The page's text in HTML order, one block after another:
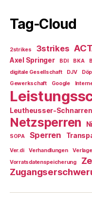
Tag-Cloud
2strikes 3strikes
Axel Springer
BDI BKA
digitale Gesellschaft DJV
Gewerkschaft
Google
Leutheusser-
Netzsperren
SOPA
Sperren
Ver.di Verhandlungen Verlage
Vorratsdatenspeicherung